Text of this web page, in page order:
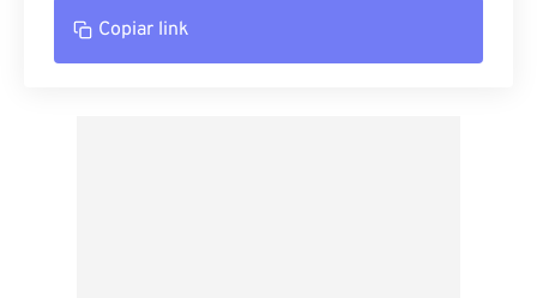
Copiar link